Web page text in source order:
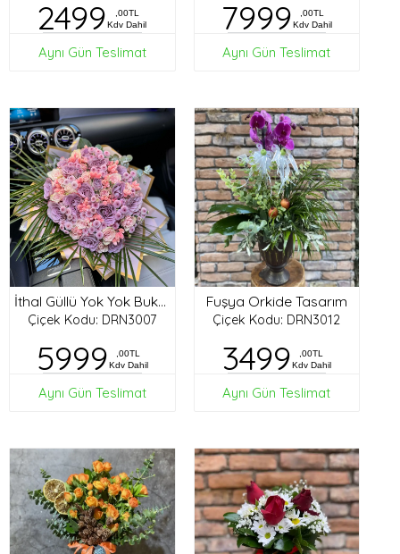
2499
,00TL
Kdv Dahil
Aynı Gün Teslimat
7999
,00TL
Kdv Dahil
Aynı Gün Teslimat
İthal Güllü Yok Yok Buket
Çiçek Kodu: DRN3007
5999
,00TL
Kdv Dahil
Aynı Gün Teslimat
Fuşya Orkide Tasarım
Çiçek Kodu: DRN3012
3499
,00TL
Kdv Dahil
Aynı Gün Teslimat